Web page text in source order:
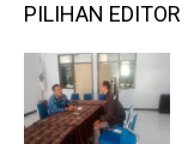
PILIHAN EDITOR